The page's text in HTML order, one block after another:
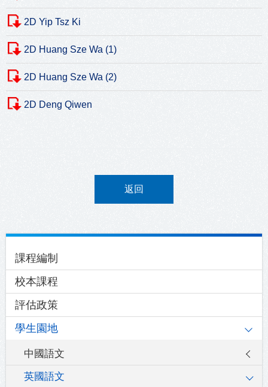
2D Yip Tsz Ki
2D Huang Sze Wa (1)
2D Huang Sze Wa (2)
2D Deng Qiwen
返回
navigation
課程編制
校本課程
評估政策
學生園地
中國語文
英國語文